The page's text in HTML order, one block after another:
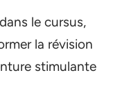
le cursus,
la révision
stimulante